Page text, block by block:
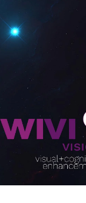
anfordern